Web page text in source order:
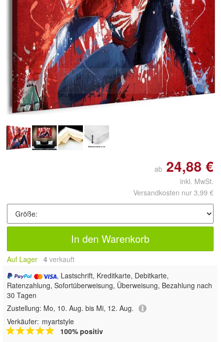
Doppelt antippen zum
vergrößern
ab 24,88 €
inkl. MwSt.
Versandkosten nur 3,99 €
In den Warenkorb
Auf Lager 4 verkauft
, Lastschrift, Kreditkarte, Debitkarte,
Ratenzahlung, Sofortüberweisung, Überweisung, Bezahlung nach
30 Tagen
Zustellung: Mo, 10. Aug. bis Mi, 12. Aug.
Verkäufer: myartstyle
100% positiv